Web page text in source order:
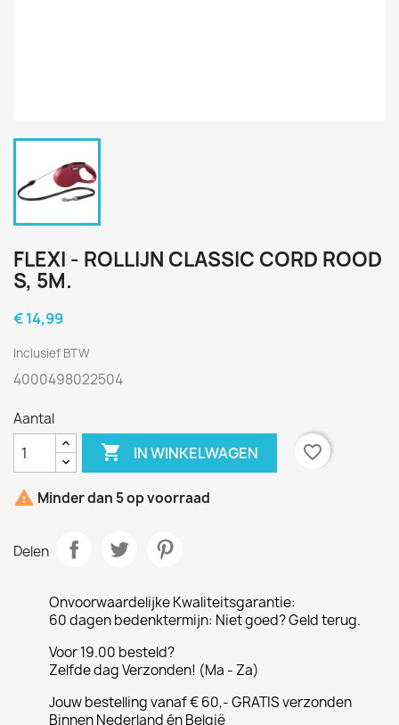
FLEXI - ROLLIJN CLASSIC CORD ROOD
S, 5M.
€ 14,99
Inclusief BTW
4000498022504
Aantal
 IN WINKELWAGEN favorite_border
 Minder dan 5 op voorraad
Delen
Onvoorwaardelijke Kwaliteitsgarantie:
60 dagen bedenktermijn: Niet goed? Geld terug.
Voor 19.00 besteld?
Zelfde dag Verzonden! (Ma - Za)
Jouw bestelling vanaf € 60,- GRATIS verzonden
Binnen Nederland én België